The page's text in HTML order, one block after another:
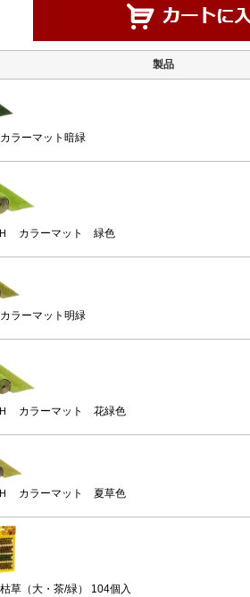
製品
ラーマット暗緑
Ｈ カラーマット 緑色
ラーマット明緑
Ｈ カラーマット 花緑色
Ｈ カラーマット 夏草色
草（大・茶/緑） 104個入